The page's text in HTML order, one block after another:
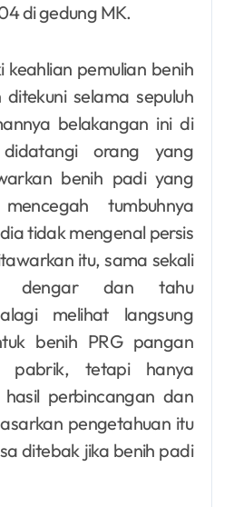
di gedung MK.
keahlian pemulian benih
selama sepuluh
belakangan ini di
orang yang
benih padi yang
tumbuhnya
tidak mengenal persis
itu, sama sekali
dengar dan tahu
melihat langsung
benih PRG pangan
pabrik, tetapi hanya
perbincangan dan
pengetahuan itu
ditebak jika benih padi